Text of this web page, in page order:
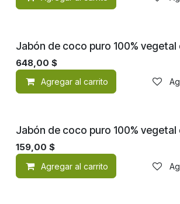
Jabón de coco puro 100% vegetal
648,00 $
Agregar al carrito
Jabón de coco puro 100% vegetal
159,00 $
Agregar al carrito